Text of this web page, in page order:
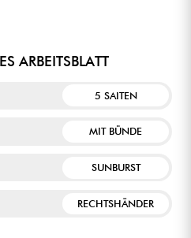
ARBEITSBLATT
5 SAITEN
MIT BÜNDE
SUNBURST
RECHTSHÄNDER